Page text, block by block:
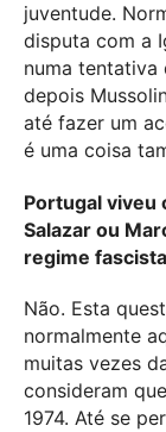
juventude.
disputa com a
numa
depois
até fazer um
é uma coisa
Portugal viveu
Salazar ou
regime
Não. Esta
normalmente
muitas vezes
consideram
1974. Até se